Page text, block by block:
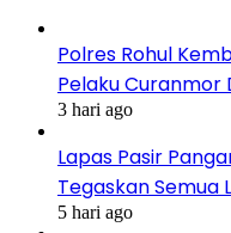
Polres Rohul
Pelaku Curanmor
3 hari ago
Lapas Pasir
Tegaskan Semua
5 hari ago